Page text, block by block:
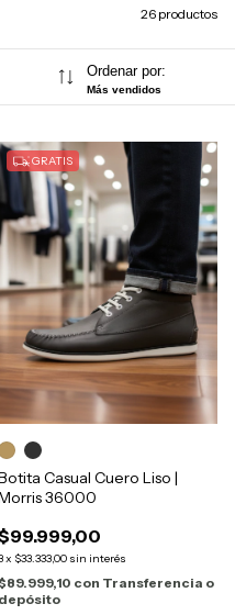
26 productos
Ordenar por:
Más vendidos
GRATIS
Casual Cuero Liso |
36000
x $33.333,00 sin interés
con Transferencia o
depósito